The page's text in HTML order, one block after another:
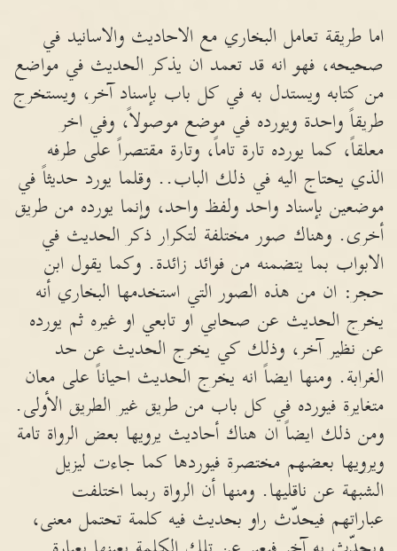
اما طريقة تعامل البخاري مع الاحاديث والاسانيد في
صحيحه، فهو انه قد تعمد ان يذكر الحديث في مواضع
من كتابه ويستدل به في كل باب بإسناد آخر، ويستخرج
طريقاً واحدة ويورده في موضع موصولاً، وفي اخر
معلقاً، كما يورده تارة تاماً، وتارة مقتصراً على طرفه
الذي يحتاج اليه في ذلك الباب.. وقلما يورد حديثاً في
موضعين بإسناد واحد ولفظ واحد، وإنما يورده من طريق
أخرى. وهناك صور مختلفة لتكرار ذكر الحديث في
الابواب بما يتضمنه من فوائد زائدة. وكما يقول ابن
حجر: ان من هذه الصور التي استخدمها البخاري أنه
يخرج الحديث عن صحابي او تابعي او غيره ثم يورده
عن نظير آخر، وذلك كي يخرج الحديث عن حد
الغرابة. ومنها ايضاً انه يخرج الحديث احياناً على معان
متغايرة فيورده في كل باب من طريق غير الطريق الأولى.
ومن ذلك ايضاً ان هناك أحاديث يرويها بعض الرواة تامة
ويرويها بعضهم مختصرة فيوردها كما جاءت ليزيل
الشبهة عن ناقليها. ومنها أن الرواة ربما اختلفت
عباراتهم فيحدّث راو بحديث فيه كلمة تحتمل معنى،